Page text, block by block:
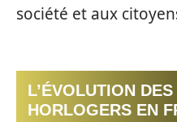
société et aux
L’ÉVOLUTION
HORLOGERS EN